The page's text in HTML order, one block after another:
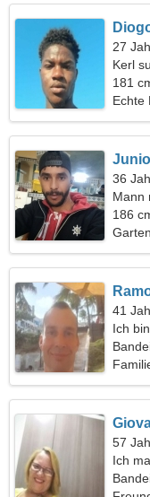
27
Kerl
181
Echte
36
Mann
186
41
Ich
57
Ich